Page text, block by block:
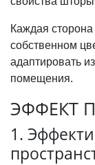
Каждая
собственном
адаптировать
помещения.
ЭФФЕКТ
1.